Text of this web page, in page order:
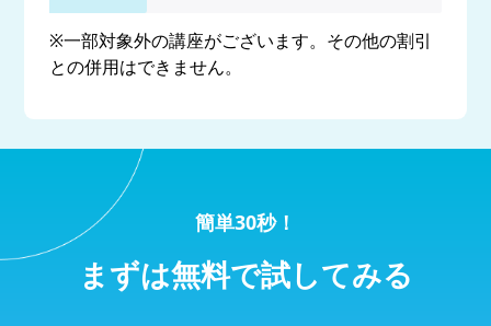
※一部対象外の講座がございます。その他の割引
との併用はできません。
簡単30秒！
まずは無料で試してみる